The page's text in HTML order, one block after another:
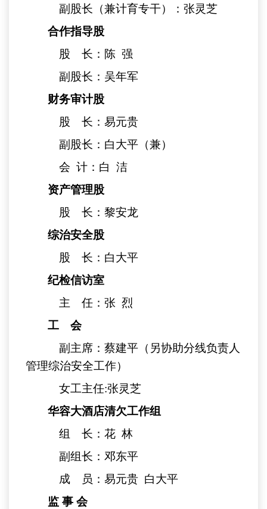
副股长（兼计育专干）：张灵芝
合作指导股
股 长：陈 强
副股长：吴年军
财务审计股
股 长：易元贵
副股长：白大平（兼）
会 计：白
洁
资产管理股
股 长：黎安龙
综治安全股
股 长：白大平
纪检信访室
主 任：张 烈
工 会
副主席：蔡建平（另协助分线负责人
管理综治安全工作）
女工主任:张灵芝
华容大酒店清欠工作组
组 长：花 林
副组长：邓东平
成 员：易元贵 白大平
监 事 会